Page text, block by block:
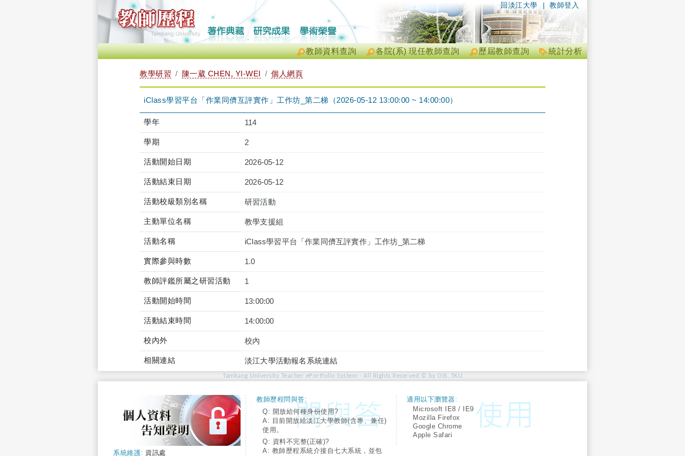
| 教師登入
回淡江大學
統計分析
歷屆教師查詢
各院(系) 現任教師查詢
教師資料查詢
教學研習 陳一葳 CHEN, YI-WEI 個人網頁
iClass學習平台「作業同儕互評實作」工作坊_第二梯（2026-05-12 13:00:00 ~ 14:00:00）
學年 114
學期 2
活動開始日期 2026-05-12
活動結束日期 2026-05-12
活動校級類別名稱 研習活動
主動單位名稱 教學支援組
活動名稱 iClass學習平台「作業同儕互評實作」工作坊_第二梯
實際參與時數 1.0
教師評鑑所屬之研習活動 1
活動開始時間 13:00:00
活動結束時間 14:00:00
校內外 校內
相關連結 淡江大學活動報名系統連結
Tamkang University Teacher ePortfolio System - All Rights Reserved © by OIS, TKU
系統維護: 資訊處
教師歷程問與答:
Q: 開放給何種身份使用?
A: 目前開放給淡江大學教師(含專、兼任)
使用。
Q: 資料不完整(正確)?
A: 教師歷程系統介接自七大系統，並包
適用以下瀏覽器:
Microsoft IE8 / IE9
Mozilla Firefox
Google Chrome
Apple Safari